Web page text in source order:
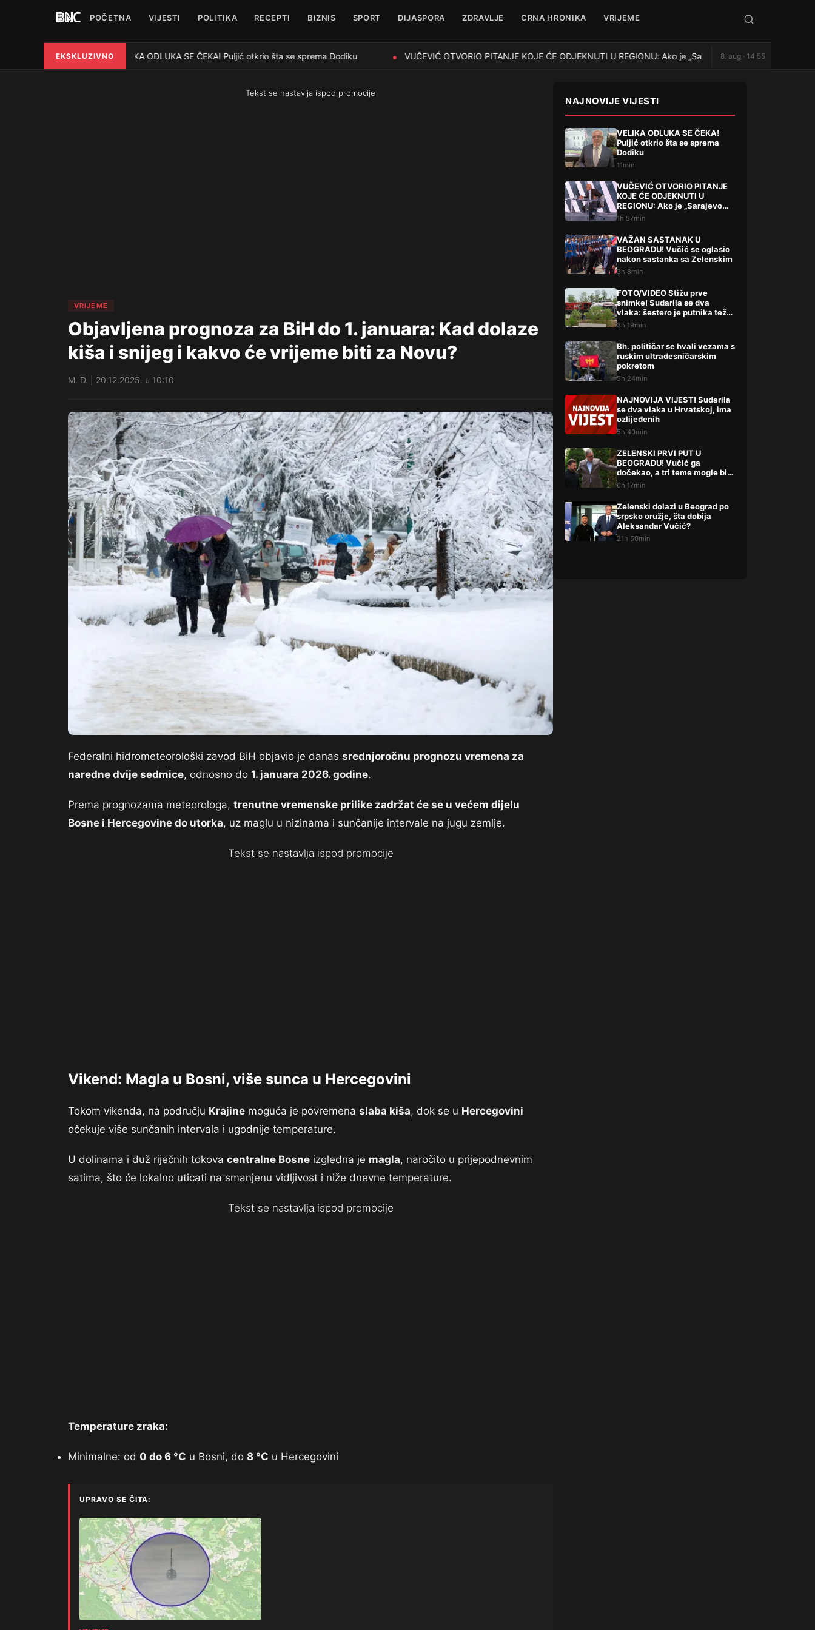
POČETNA VIJESTI POLITIKA RECEPTI BIZNIS SPORT DIJASPORA ZDRAVLJE CRNA HRONIKA VRIJEME
EKSKLUZIVNO
● VELIKA ODLUKA SE ČEKA! Puljić otkrio šta se sprema Dodiku VUČEVIĆ OTVORIO PITANJE KOJE ĆE ODJEKNUTI U REGIONU: Ako je „Sarajevo safari“ afera, zašto
8. aug · 14:55
Tekst se nastavlja ispod promocije
VRIJEME
Objavljena prognoza za BiH do 1. januara: Kad dolaze
kiša i snijeg i kakvo će vrijeme biti za Novu?
M. D. | 20.12.2025. u 10:10
Federalni hidrometeorološki zavod BiH objavio je danas srednjoročnu prognozu vremena za
naredne dvije sedmice, odnosno do 1. januara 2026. godine.
Prema prognozama meteorologa, trenutne vremenske prilike zadržat će se u većem dijelu
Bosne i Hercegovine do utorka, uz maglu u nizinama i sunčanije intervale na jugu zemlje.
Tekst se nastavlja ispod promocije
Vikend: Magla u Bosni, više sunca u Hercegovini
Tokom vikenda, na području Krajine moguća je povremena slaba kiša, dok se u Hercegovini
očekuje više sunčanih intervala i ugodnije temperature.
U dolinama i duž riječnih tokova centralne Bosne izgledna je magla, naročito u prijepodnevnim
satima, što će lokalno uticati na smanjenu vidljivost i niže dnevne temperature.
Tekst se nastavlja ispod promocije
Temperature zraka:
Minimalne: od 0 do 6 °C u Bosni, do 8 °C u Hercegovini
UPRAVO SE ČITA:
NAJNOVIJE VIJESTI
VELIKA ODLUKA SE ČEKA!
Puljić otkrio šta se sprema
Dodiku
11min
VUČEVIĆ OTVORIO PITANJE
KOJE ĆE ODJEKNUTI U
REGIONU: Ako je „Sarajevo
safari“ afera, zašto Vučića
1h 57min
VAŽAN SASTANAK U
BEOGRADU! Vučić se oglasio
nakon sastanka sa Zelenskim
3h 8min
FOTO/VIDEO Stižu prve
snimke! Sudarila se dva
vlaka: šestero je putnika teže,
a 14 lakše ozlijeđeno
3h 19min
Bh. političar se hvali vezama s
ruskim ultradesničarskim
pokretom
5h 24min
NAJNOVIJA VIJEST! Sudarila
se dva vlaka u Hrvatskoj, ima
ozlijeđenih
5h 40min
ZELENSKI PRVI PUT U
BEOGRADU! Vučić ga
dočekao, a tri teme mogle bi
da promene mnogo toga
6h 17min
Zelenski dolazi u Beograd po
srpsko oružje, šta dobija
Aleksandar Vučić?
21h 50min